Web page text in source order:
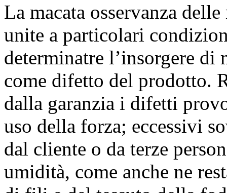
La macata osservanza
unite a particolari
determinatre l’insorgere
come difetto del prodotto.
dalla garanzia i difetti
uso della forza; eccessivi
dal cliente o da terze
umidità, come anche ne